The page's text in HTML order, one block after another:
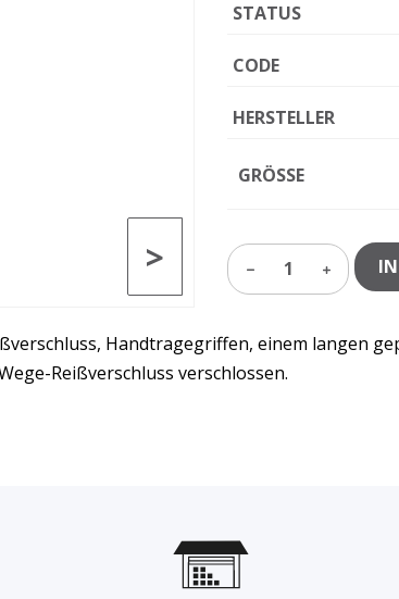
>
STATUS
CODE
HERSTELLER
GRÖSSE
1
Handtragegriffen, einem langen
Reißverschluss verschlossen.